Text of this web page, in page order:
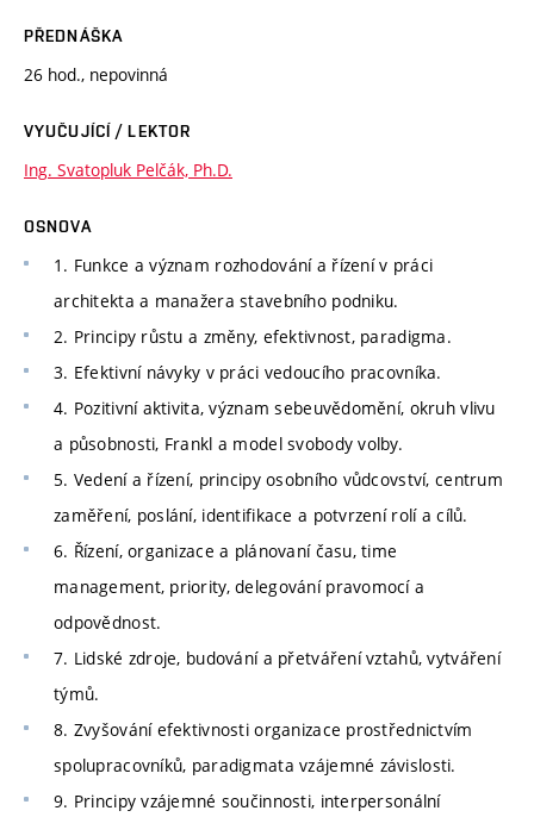
PŘEDNÁŠKA
26 hod., nepovinná
VYUČUJÍCÍ / LEKTOR
Ing. Svatopluk Pelčák, Ph.D.
OSNOVA
1. Funkce a význam rozhodování a řízení v práci
architekta a manažera stavebního podniku.
2. Principy růstu a změny, efektivnost, paradigma.
3. Efektivní návyky v práci vedoucího pracovníka.
4. Pozitivní aktivita, význam sebeuvědomění, okruh vlivu
a působnosti, Frankl a model svobody volby.
5. Vedení a řízení, principy osobního vůdcovství, centrum
zaměření, poslání, identifikace a potvrzení rolí a cílů.
6. Řízení, organizace a plánovaní času, time
management, priority, delegování pravomocí a
odpovědnost.
7. Lidské zdroje, budování a přetváření vztahů, vytváření
týmů.
8. Zvyšování efektivnosti organizace prostřednictvím
spolupracovníků, paradigmata vzájemné závislosti.
9. Principy vzájemné součinnosti, interpersonální